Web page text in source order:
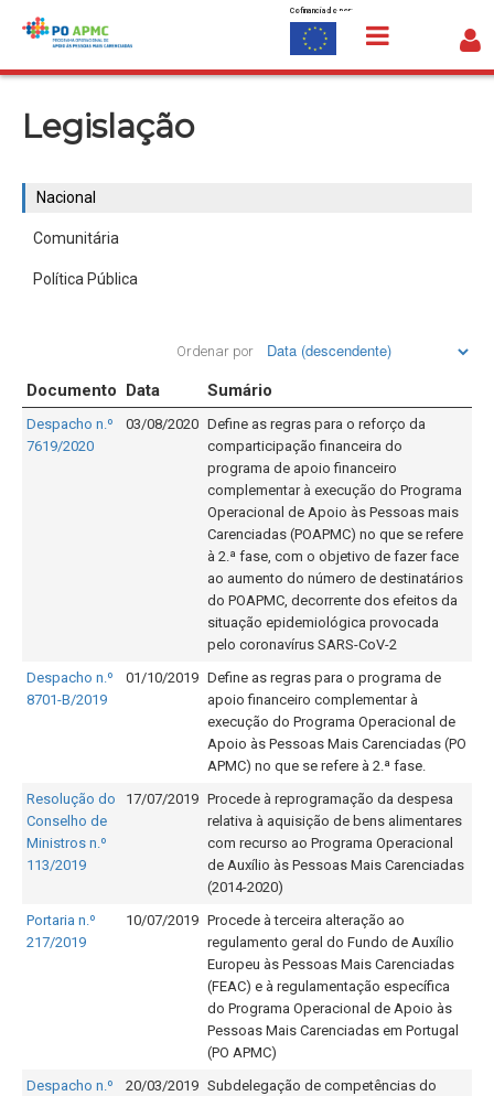
Saltar para o conteúdo
Cofinanciado por:
Legislação
Nacional
Comunitária
Política Pública
Ordenar por
Documento Data Sumário
Despacho n.º
7619/2020
03/08/2020 Define as regras para o reforço da
comparticipação financeira do
programa de apoio financeiro
complementar à execução do Programa
Operacional de Apoio às Pessoas mais
Carenciadas (POAPMC) no que se refere
à 2.ª fase, com o objetivo de fazer face
ao aumento do número de destinatários
do POAPMC, decorrente dos efeitos da
situação epidemiológica provocada
pelo coronavírus SARS-CoV-2
Despacho n.º
8701-B/2019
01/10/2019 Define as regras para o programa de
apoio financeiro complementar à
execução do Programa Operacional de
Apoio às Pessoas Mais Carenciadas (PO
APMC) no que se refere à 2.ª fase.
Resolução do
Conselho de
Ministros n.º
113/2019
17/07/2019 Procede à reprogramação da despesa
relativa à aquisição de bens alimentares
com recurso ao Programa Operacional
de Auxílio às Pessoas Mais Carenciadas
(2014-2020)
Portaria n.º
217/2019
10/07/2019 Procede à terceira alteração ao
regulamento geral do Fundo de Auxílio
Europeu às Pessoas Mais Carenciadas
(FEAC) e à regulamentação específica
do Programa Operacional de Apoio às
Pessoas Mais Carenciadas em Portugal
(PO APMC)
Despacho n.º
20/03/2019 Subdelegação de competências do